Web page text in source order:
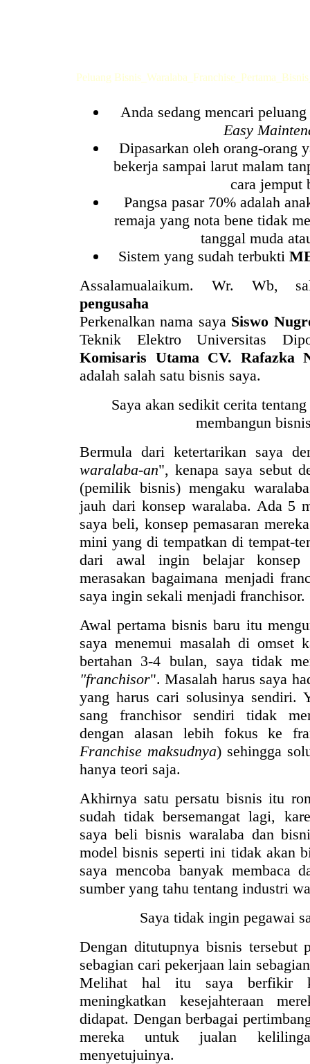
Peluang
Anda sedang mencari
Easy
Dipasarkan oleh orang-orang
bekerja sampai larut malam
cara jemput
Pangsa pasar 70% adalah
remaja yang nota bene tidak
tanggal muda
Sistem yang sudah terbukti
Assalamualaikum. Wr. Wb,
pengusaha
Perkenalkan nama saya Siswo
Teknik Elektro Universitas
Komisaris Utama CV. Rafazka
adalah salah satu bisnis saya.
Saya akan sedikit cerita
membangun
Bermula dari ketertarikan saya
waralaba-an", kenapa saya sebut
(pemilik bisnis) mengaku
jauh dari konsep waralaba. Ada 5
saya beli, konsep pemasaran
mini yang di tempatkan di tempat-
dari awal ingin belajar konsep
merasakan bagaimana menjadi
saya ingin sekali menjadi franchisor.
Awal pertama bisnis baru itu
saya menemui masalah di omset
bertahan 3-4 bulan, saya tidak
"franchisor". Masalah harus saya
yang harus cari solusinya sendiri.
sang franchisor sendiri tidak
dengan alasan lebih fokus ke
Franchise maksudnya) sehingga
hanya teori saja.
Akhirnya satu persatu bisnis itu
sudah tidak bersemangat lagi,
saya beli bisnis waralaba dan
model bisnis seperti ini tidak akan
saya mencoba banyak membaca
sumber yang tahu tentang industri
Saya tidak ingin pegawai
Dengan ditutupnya bisnis tersebut
sebagian cari pekerjaan lain
Melihat hal itu saya berfikir
meningkatkan kesejahteraan
didapat. Dengan berbagai
mereka untuk jualan
menyetujuinya.